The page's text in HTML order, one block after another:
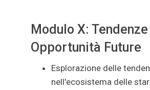
Modulo X:
Opportunità Future
Esplorazione delle
nell'ecosistema delle